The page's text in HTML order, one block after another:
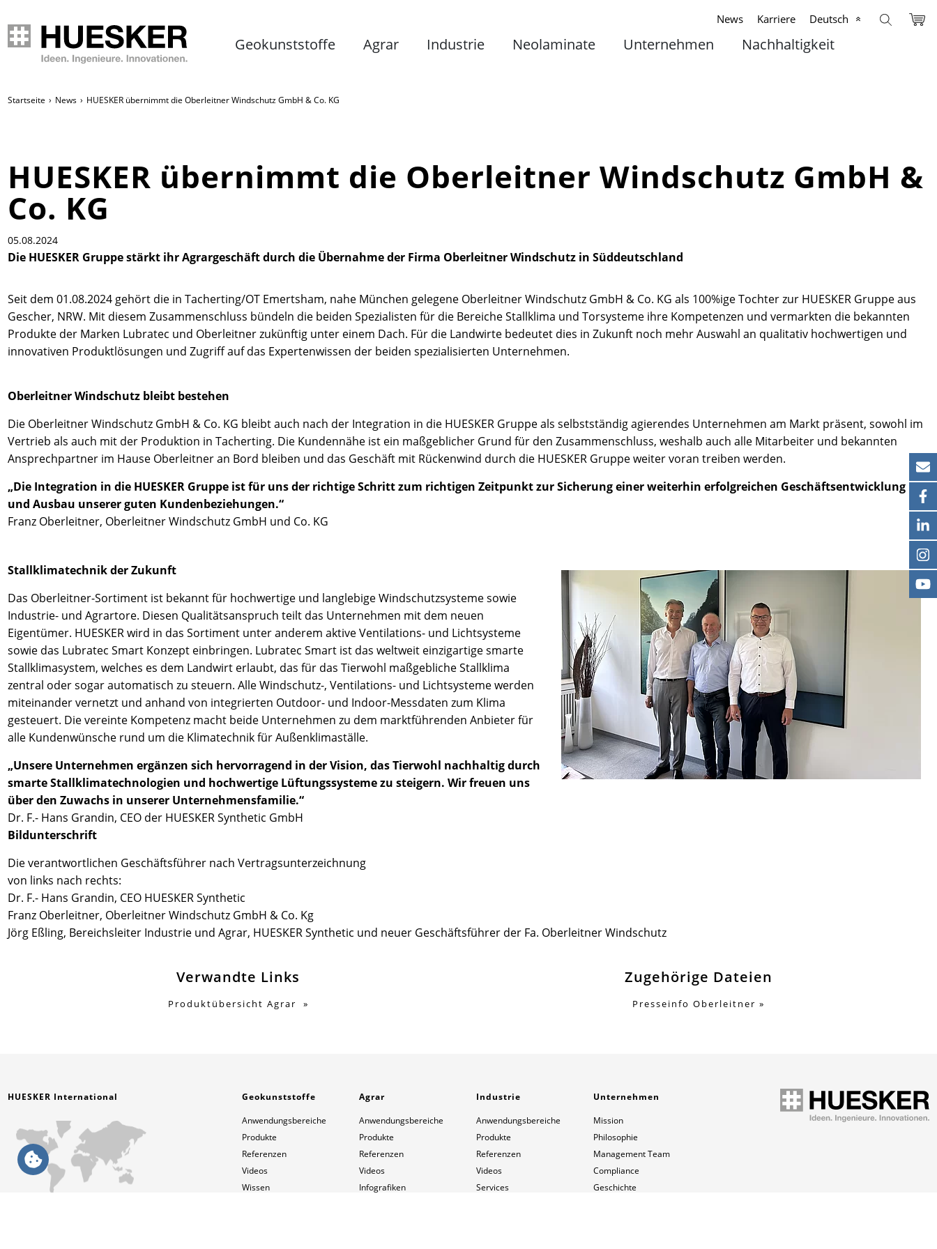
News Karriere Deutsch
Geokunststoffe Agrar Industrie Neolaminate Unternehmen Nachhaltigkeit
Startseite News HUESKER übernimmt die Oberleitner Windschutz GmbH & Co. KG
HUESKER übernimmt die Oberleitner Windschutz GmbH &
Co. KG
05.08.2024
Die HUESKER Gruppe stärkt ihr Agrargeschäft durch die Übernahme der Firma Oberleitner Windschutz in Süddeutschland
Seit dem 01.08.2024 gehört die in Tacherting/OT Emertsham, nahe München gelegene Oberleitner Windschutz GmbH & Co. KG als 100%ige Tochter zur HUESKER Gruppe aus
Gescher, NRW. Mit diesem Zusammenschluss bündeln die beiden Spezialisten für die Bereiche Stallklima und Torsysteme ihre Kompetenzen und vermarkten die bekannten
Produkte der Marken Lubratec und Oberleitner zukünftig unter einem Dach. Für die Landwirte bedeutet dies in Zukunft noch mehr Auswahl an qualitativ hochwertigen und
innovativen Produktlösungen und Zugriff auf das Expertenwissen der beiden spezialisierten Unternehmen.
Oberleitner Windschutz bleibt bestehen
Die Oberleitner Windschutz GmbH & Co. KG bleibt auch nach der Integration in die HUESKER Gruppe als selbstständig agierendes Unternehmen am Markt präsent, sowohl im
Vertrieb als auch mit der Produktion in Tacherting. Die Kundennähe ist ein maßgeblicher Grund für den Zusammenschluss, weshalb auch alle Mitarbeiter und bekannten
Ansprechpartner im Hause Oberleitner an Bord bleiben und das Geschäft mit Rückenwind durch die HUESKER Gruppe weiter voran treiben werden.
„Die Integration in die HUESKER Gruppe ist für uns der richtige Schritt zum richtigen Zeitpunkt zur Sicherung einer weiterhin erfolgreichen Geschäftsentwicklung
und Ausbau unserer guten Kundenbeziehungen.“
Franz Oberleitner, Oberleitner Windschutz GmbH und Co. KG
Stallklimatechnik der Zukunft
Das Oberleitner-Sortiment ist bekannt für hochwertige und langlebige Windschutzsysteme sowie
Industrie- und Agrartore. Diesen Qualitätsanspruch teilt das Unternehmen mit dem neuen
Eigentümer. HUESKER wird in das Sortiment unter anderem aktive Ventilations- und Lichtsysteme
sowie das Lubratec Smart Konzept einbringen. Lubratec Smart ist das weltweit einzigartige smarte
Stallklimasystem, welches es dem Landwirt erlaubt, das für das Tierwohl maßgebliche Stallklima
zentral oder sogar automatisch zu steuern. Alle Windschutz-, Ventilations- und Lichtsysteme werden
miteinander vernetzt und anhand von integrierten Outdoor- und Indoor-Messdaten zum Klima
gesteuert. Die vereinte Kompetenz macht beide Unternehmen zu dem marktführenden Anbieter für
alle Kundenwünsche rund um die Klimatechnik für Außenklimaställe.
„Unsere Unternehmen ergänzen sich hervorragend in der Vision, das Tierwohl nachhaltig durch
smarte Stallklimatechnologien und hochwertige Lüftungssysteme zu steigern. Wir freuen uns
über den Zuwachs in unserer Unternehmensfamilie.“
Dr. F.- Hans Grandin, CEO der HUESKER Synthetic GmbH
Bildunterschrift
Die verantwortlichen Geschäftsführer nach Vertragsunterzeichnung
von links nach rechts:
Dr. F.- Hans Grandin, CEO HUESKER Synthetic
Franz Oberleitner, Oberleitner Windschutz GmbH & Co. Kg
Jörg Eßling, Bereichsleiter Industrie und Agrar, HUESKER Synthetic und neuer Geschäftsführer der Fa. Oberleitner Windschutz
Verwandte Links
Produktübersicht Agrar
Zugehörige Dateien
Presseinfo Oberleitner
HUESKER International
Geokunststoffe
Anwendungsbereiche
Produkte
Referenzen
Videos
Wissen
Agrar
Anwendungsbereiche
Produkte
Referenzen
Videos
Infografiken
Industrie
Anwendungsbereiche
Produkte
Referenzen
Videos
Services
Unternehmen
Mission
Philosophie
Management Team
Compliance
Geschichte